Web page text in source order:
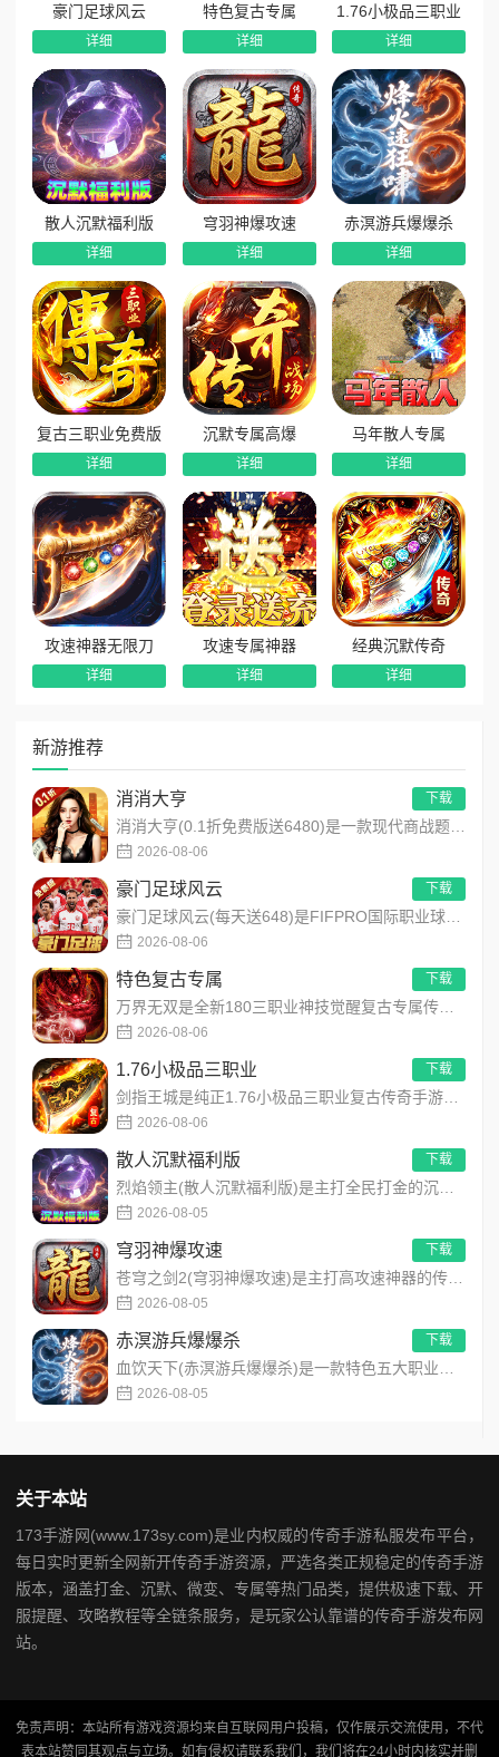
新游推荐
消消大亨
2026-08-06
下载
豪门足球风云
2026-08-06
下载
特色复古专属
2026-08-06
下载
1.76小极品三职业
2026-08-06
下载
散人沉默福利版
2026-08-05
下载
穹羽神爆攻速
2026-08-05
下载
赤溟游兵爆爆杀
2026-08-05
下载
豪门足球风云
详细
特色复古专属
详细
1.76小极品三职业
详细
散人沉默福利版
详细
穹羽神爆攻速
详细
赤溟游兵爆爆杀
详细
复古三职业免费版
详细
沉默专属高爆
详细
马年散人专属
详细
攻速神器无限刀
详细
攻速专属神器
详细
经典沉默传奇
详细
关于本站
173手游网(www.173sy.com)是业内权威的传奇手游私服发布平台，
每日实时更新全网新开传奇手游资源，严选各类正规稳定的传奇手游
版本，涵盖打金、沉默、微变、专属等热门品类，提供极速下载、开
服提醒、攻略教程等全链条服务，是玩家公认靠谱的传奇手游发布网
站。
免责声明：本站所有游戏资源均来自互联网用户投稿，仅作展示交流使用，不代
表本站赞同其观点与立场。如有侵权请联系我们，我们将在24小时内核实并删